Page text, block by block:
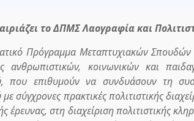
το ΔΠΜΣ Λαογραφία και
Πρόγραμμα Μεταπτυχιακών Σπουδών
ανθρωπιστικών, κοινωνικών και
που επιθυμούν να συνδυάσουν τη
με σύγχρονες πρακτικές πολιτιστικής
έρευνας, στη διαχείριση πολιτιστικής